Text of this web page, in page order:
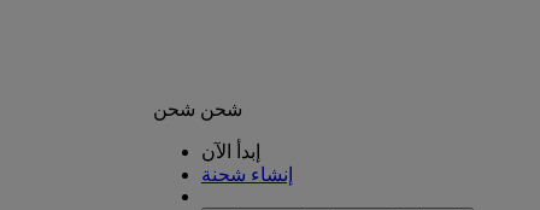
شحن شحن
إبدأ الآن
إنشاء شحنة